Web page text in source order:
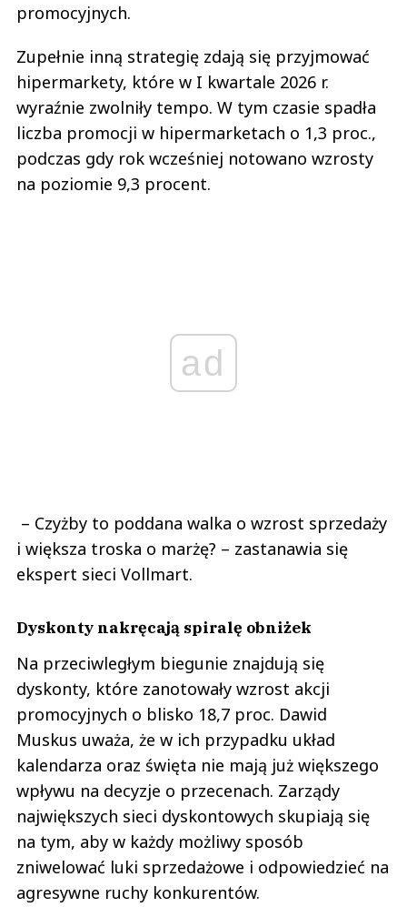
promocyjnych.
Zupełnie inną strategię zdają się przyjmować
hipermarkety, które w I kwartale 2026 r.
wyraźnie zwolniły tempo. W tym czasie spadła
liczba promocji w hipermarketach o 1,3 proc.,
podczas gdy rok wcześniej notowano wzrosty
na poziomie 9,3 procent.
ad
– Czyżby to poddana walka o wzrost sprzedaży
i większa troska o marżę? – zastanawia się
ekspert sieci Vollmart.
Dyskonty nakręcają spiralę obniżek
Na przeciwległym biegunie znajdują się
dyskonty, które zanotowały wzrost akcji
promocyjnych o blisko 18,7 proc. Dawid
Muskus uważa, że w ich przypadku układ
kalendarza oraz święta nie mają już większego
wpływu na decyzje o przecenach. Zarządy
największych sieci dyskontowych skupiają się
na tym, aby w każdy możliwy sposób
zniwelować luki sprzedażowe i odpowiedzieć na
agresywne ruchy konkurentów.